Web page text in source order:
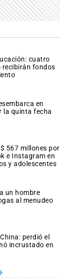
cuatro
recibirán fondos
en
la quinta fecha
567 millones por
e Instagram en
y adolescentes
un hombre
al menudeo
perdió el
incrustado en